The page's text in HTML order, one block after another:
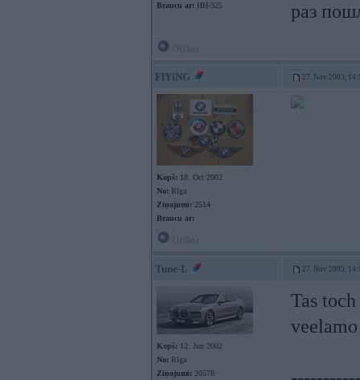
Braucu ar: HH-325
раз
FlYiNG 27. Nov 2003,
Kopš: 18. Oct 2002
No: Rīga
Ziņojumi: 2514
Braucu ar:
Tune-L 27. Nov 2003,
Kopš: 12. Jun 2002
No: Rīga
Ziņojumi: 20578
Tas